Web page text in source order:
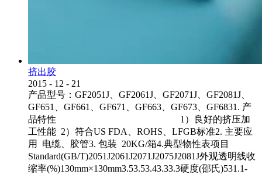
挤出胶
2015 - 12 - 21
产品型号：GF2051J、GF2061J、GF2071J、GF2081J、
GF651、GF661、GF671、GF663、GF673、GF6831. 产
品特性 1）良好的挤压加
工性能 2）符合US FDA、ROHS、LFGB标准2. 主要应
用 电缆、胶管3. 包装 20KG/箱4.典型物性表项目
Standard(GB/T)2051J2061J2071J2075J2081J外观透明线收
缩率(%)130mm×130mm3.53.53.43.33.3硬度(邵氏)531.1-